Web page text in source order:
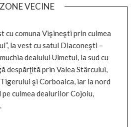
ZONE VECINE
cu comuna Vişineşti prin culmea
la vest cu satul Diaconeşti –
dealului Ulmetul, la sud cu
despărţită prin Valea Stârcului,
şi Corboaica, iar la nord
pe culmea dealurilor Cojoiu,